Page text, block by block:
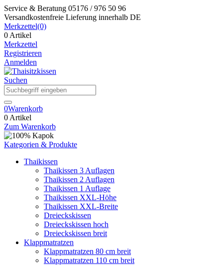
Service & Beratung 05176 / 976 50 96
Versandkostenfreie Lieferung innerhalb DE
Merkzettel(0)
0 Artikel
Merkzettel
Registrieren
Anmelden
Suchen
0Warenkorb
0 Artikel
Zum Warenkorb
Kategorien & Produkte
Thaikissen
Thaikissen 3 Auflagen
Thaikissen 2 Auflagen
Thaikissen 1 Auflage
Thaikissen XXL-Höhe
Thaikissen XXL-Breite
Dreieckskissen
Dreieckskissen hoch
Dreieckskissen breit
Klappmatratzen
Klappmatratzen 80 cm breit
Klappmatratzen 110 cm breit